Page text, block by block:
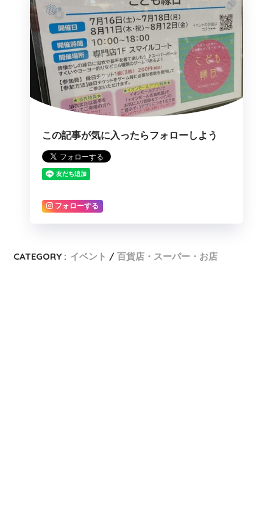
この記事が気に入ったらフォローしよう
フォローする
CATEGORY : イベント 百貨店・スーパー・お店